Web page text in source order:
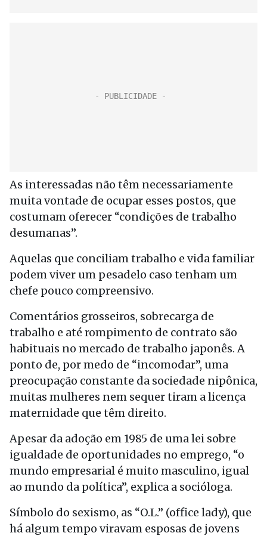
As interessadas não têm necessariamente
muita vontade de ocupar esses postos, que
costumam oferecer “condições de trabalho
desumanas”.
Aquelas que conciliam trabalho e vida familiar
podem viver um pesadelo caso tenham um
chefe pouco compreensivo.
Comentários grosseiros, sobrecarga de
trabalho e até rompimento de contrato são
habituais no mercado de trabalho japonês. A
ponto de, por medo de “incomodar”, uma
preocupação constante da sociedade nipônica,
muitas mulheres nem sequer tiram a licença
maternidade que têm direito.
Apesar da adoção em 1985 de uma lei sobre
igualdade de oportunidades no emprego, “o
mundo empresarial é muito masculino, igual
ao mundo da política”, explica a socióloga.
Símbolo do sexismo, as “O.L.” (office lady), que
há algum tempo viravam esposas de jovens